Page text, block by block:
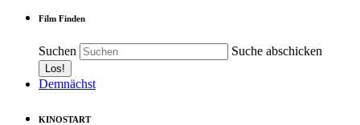
Film Finden
Suchen Suche abschicken
Demnächst
KINOSTART